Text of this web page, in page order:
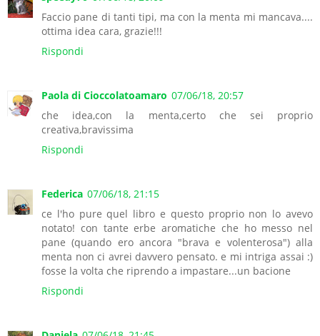
Faccio pane di tanti tipi, ma con la menta mi mancava....
ottima idea cara, grazie!!!
Rispondi
Paola di Cioccolatoamaro 07/06/18, 20:57
che idea,con la menta,certo che sei proprio
creativa,bravissima
Rispondi
Federica 07/06/18, 21:15
ce l'ho pure quel libro e questo proprio non lo avevo
notato! con tante erbe aromatiche che ho messo nel
pane (quando ero ancora "brava e volenterosa") alla
menta non ci avrei davvero pensato. e mi intriga assai :)
fosse la volta che riprendo a impastare...un bacione
Rispondi